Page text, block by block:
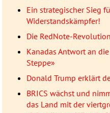
Ein strategischer Sieg
Widerstandskämpfer!
Die RedNote-
Kanadas Antwort an
Steppe»
Donald Trump erklärt
BRICS wächst und
das Land mit der